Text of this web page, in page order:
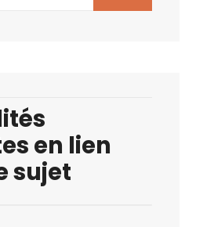
en lien
sujet